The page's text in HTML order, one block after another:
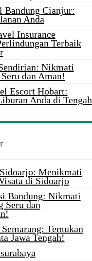
Bandung Cianjur:
Anda
Insurance
Terbaik
Nikmati
dan Aman!
Escort Hobart:
Anda di Tengah
Menikmati
di Sidoarjo
Bandung: Nikmati
Seru dan
Temukan
Jawa Tengah!